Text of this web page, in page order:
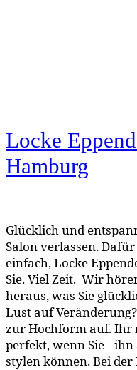
Locke
Hamburg
Glücklich und
Salon verlassen.
einfach, Locke
Sie. Viel Zeit. Wir
heraus, was Sie
Lust auf
zur Hochform auf. Ihr
perfekt, wenn Sie ihn
stylen können. Bei